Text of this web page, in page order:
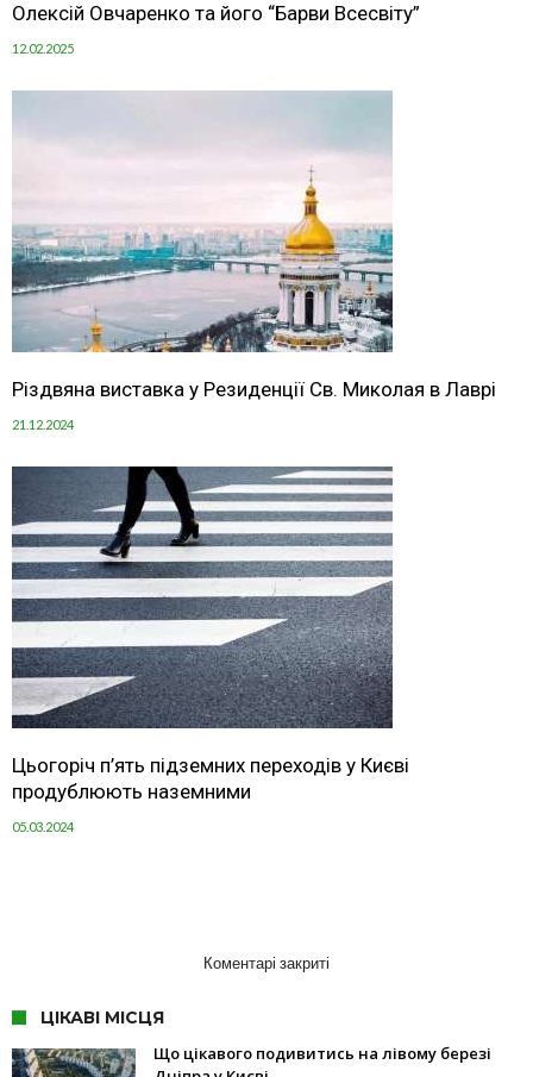
Олексій Овчаренко та його “Барви Всесвіту”
12.02.2025
Різдвяна виставка у Резиденції Св. Миколая в Лаврі
21.12.2024
Цьогоріч п’ять підземних переходів у Києві
продублюють наземними
05.03.2024
Коментарі закриті
ЦІКАВІ МІСЦЯ
Що цікавого подивитись на лівому березі